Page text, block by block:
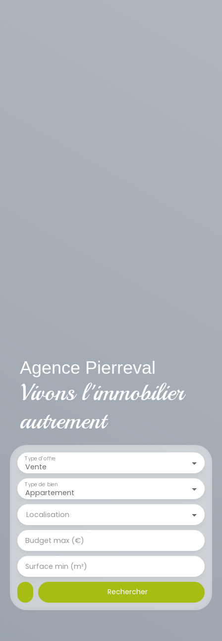
Agence Pierreval
Vivons l'immobilier
autrement
Vente
Type d'offre
Appartement
Type de bien
Localisation
Budget max (€)
Surface min (m²)
Rechercher